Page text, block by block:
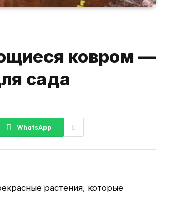
ковром —
сада
WhatsApp
растения, которые